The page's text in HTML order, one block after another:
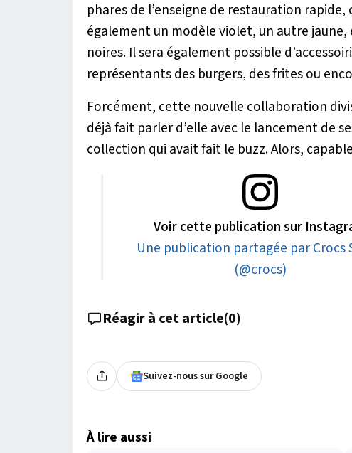
phares de l’enseigne de restauration
également un modèle violet, un autre
noires. Il sera également possible
représentants des burgers, des frites ou
Forcément, cette nouvelle collaboration
déjà fait parler d’elle avec le lancement de
collection qui avait fait le buzz. Alors,
Voir cette publication sur
Une publication partagée par Crocs
(@crocs)
Réagir à cet article(0)
Suivez-nous sur Google
À lire aussi